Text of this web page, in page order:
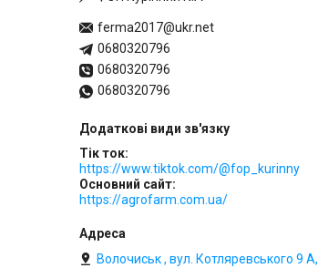
ferma2017@ukr.net
0680320796
0680320796
0680320796
Тік ток
https://www.tiktok.com/@fop_kurinny
Основний сайт
https://agrofarm.com.ua/
Волочиськ , вул. Котляревського 9 А,